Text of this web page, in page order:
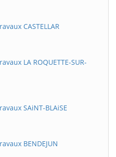
CASTELLAR
LA ROQUETTE-SUR-
SAiNT-BLAiSE
BENDEJUN